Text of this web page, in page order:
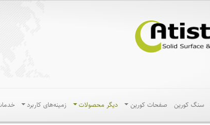
سنگ کورین صفحات کورین دیگر محصولات زمینه‌های کاربرد